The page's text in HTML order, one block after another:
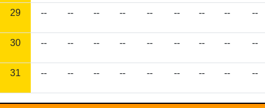
29 -- -- -- -- -- -- -- -- --
30 -- -- -- -- -- -- -- -- --
31 -- -- -- -- -- -- -- -- --